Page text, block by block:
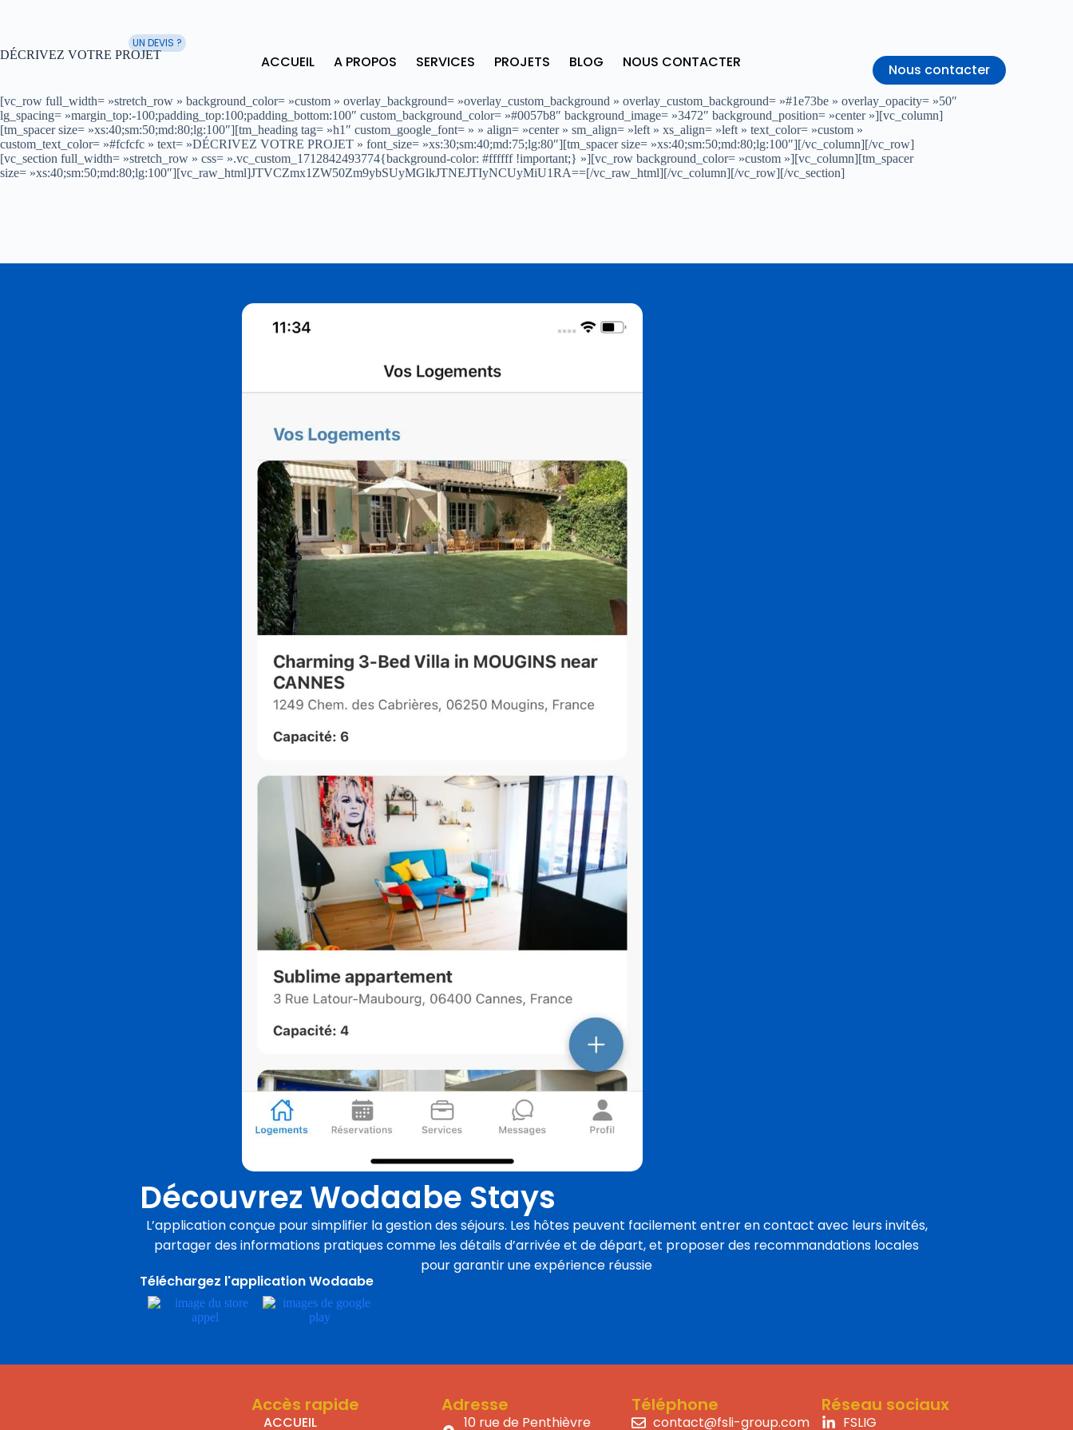
UN DEVIS ?
ACCUEIL A PROPOS SERVICES PROJETS BLOG NOUS CONTACTER Nous contacter
DÉCRIVEZ VOTRE PROJET
[vc_row full_width= »stretch_row » background_color= »custom » overlay_background= »overlay_custom_background » overlay_custom_background= »#1e73be » overlay_opacity= »50″
lg_spacing= »margin_top:-100;padding_top:100;padding_bottom:100″ custom_background_color= »#0057b8″ background_image= »3472″ background_position= »center »][vc_column]
[tm_spacer size= »xs:40;sm:50;md:80;lg:100″][tm_heading tag= »h1″ custom_google_font= » » align= »center » sm_align= »left » xs_align= »left » text_color= »custom »
custom_text_color= »#fcfcfc » text= »DÉCRIVEZ VOTRE PROJET » font_size= »xs:30;sm:40;md:75;lg:80″][tm_spacer size= »xs:40;sm:50;md:80;lg:100″][/vc_column][/vc_row]
[vc_section full_width= »stretch_row » css= ».vc_custom_1712842493774{background-color: #ffffff !important;} »][vc_row background_color= »custom »][vc_column][tm_spacer
size= »xs:40;sm:50;md:80;lg:100″][vc_raw_html]JTVCZmx1ZW50Zm9ybSUyMGlkJTNEJTIyNCUyMiU1RA==[/vc_raw_html][/vc_column][/vc_row][/vc_section]
Découvrez Wodaabe Stays
L’application conçue pour simplifier la gestion des séjours. Les hôtes peuvent facilement entrer en contact avec leurs invités,
partager des informations pratiques comme les détails d’arrivée et de départ, et proposer des recommandations locales
pour garantir une expérience réussie
Téléchargez l'application Wodaabe
Accès rapide
ACCUEIL
Adresse
10 rue de Penthièvre
Téléphone
contact@fsli-group.com
Réseau sociaux
FSLIG